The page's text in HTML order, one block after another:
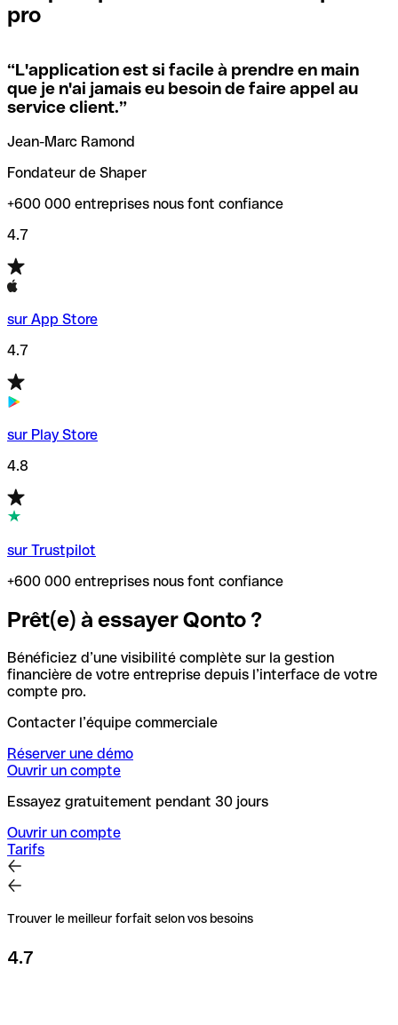
locales.
Si vous n'êtes pas sûr du code SWIFT que vous devriez
utiliser, nous avons développé un outil de recherche de
codes SWIFT par nom de banque.
vérification/recherche de codes SWIFT. Ainsi, vous pouvez
trouver et vérifier vos codes SWIFT avant de réaliser vos
transferts d’argent.
pro
“L'application est si facile à prendre en main
que je n'ai jamais eu besoin de faire appel au
service client.”
Jean-Marc Ramond
Fondateur de Shaper
+600 000 entreprises nous font confiance
4.7
sur App Store
4.7
sur Play Store
4.8
sur Trustpilot
+600 000 entreprises nous font confiance
Prêt(e) à essayer Qonto ?
Bénéficiez d’une visibilité complète sur la gestion
financière de votre entreprise depuis l’interface de votre
compte pro.
Contacter l’équipe commerciale
Réserver une démo
Ouvrir un compte
Essayez gratuitement pendant 30 jours
Ouvrir un compte
Tarifs
Trouver le meilleur forfait selon vos besoins
4.7